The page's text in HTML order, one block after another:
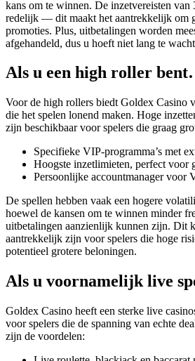
kans om te winnen. De inzetvereisten van
redelijk — dit maakt het aantrekkelijk om
promoties. Plus, uitbetalingen worden
afgehandeld, dus u hoeft niet lang te
Als u een high roller
Voor de high rollers biedt Goldex Casino
die het spelen lonend maken. Hoge
zijn beschikbaar voor spelers die graag
Specifieke VIP-programma’s met
Hoogste inzetlimieten, perfect voor
Persoonlijke accountmanager voor
De spellen hebben vaak een hogere
hoewel de kansen om te winnen minder
uitbetalingen aanzienlijk kunnen zijn. Dit
aantrekkelijk zijn voor spelers die hoge
potentieel grotere beloningen.
Als u voornamelijk live
Goldex Casino heeft een sterke live
voor spelers die de spanning van echte
zijn de voordelen: